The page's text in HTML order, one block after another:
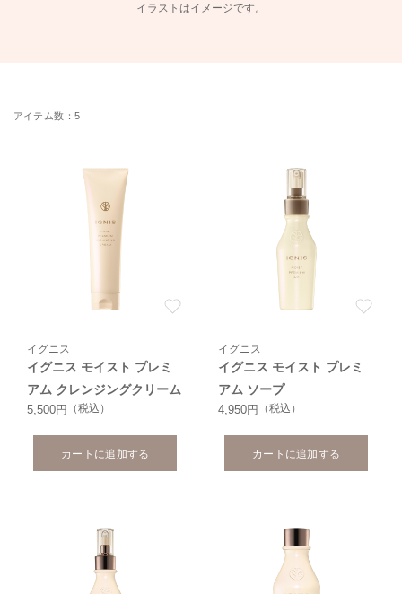
イラストはイメージです。
5
イグニス
イグニス モイスト プレミ
アム クレンジングクリーム
5,500円 （税込）
カートに追加する
イグニス
イグニス モイスト プレミ
アム ソープ
4,950円 （税込）
カートに追加する